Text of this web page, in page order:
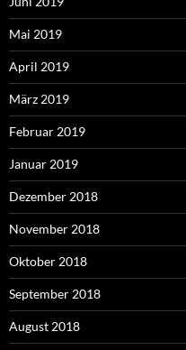
Mai 2019
April 2019
März 2019
Februar 2019
Januar 2019
Dezember 2018
November 2018
Oktober 2018
September 2018
August 2018